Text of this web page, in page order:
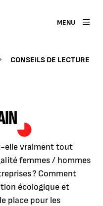
MENU
CONSEILS DE LECTURE
elle vraiment tout
femmes / hommes
? Comment
écologique et
place pour les